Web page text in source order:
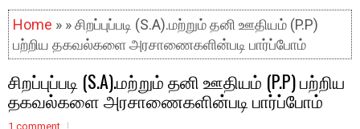
Home » » சிறப்புப்படி (S.A).மற்றும் தனி ஊதியம் (P.P)
பற்றிய தகவல்களை அரசாணைகளின்படி பார்ப்போம்
சிறப்புப்படி (S.A).மற்றும் தனி ஊதியம் (P.P) பற்றிய
தகவல்களை அரசாணைகளின்படி பார்ப்போம்
1 comment